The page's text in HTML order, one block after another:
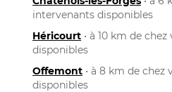
intervenants disponibles
Héricourt • à 10 km de chez
disponibles
Offemont • à 8 km de chez
disponibles